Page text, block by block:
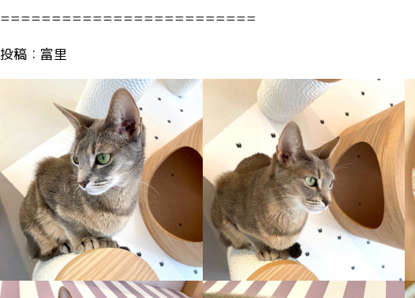
=========================
投稿：富里